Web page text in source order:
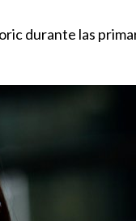
durante las